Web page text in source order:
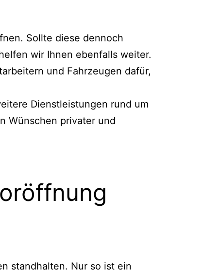
Sollte diese dennoch
wir Ihnen ebenfalls weiter.
und Fahrzeugen dafür,
Dienstleistungen rund um
Wünschen privater und
standhalten. Nur so ist ein